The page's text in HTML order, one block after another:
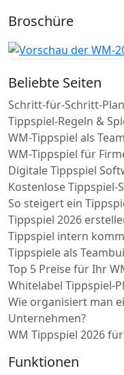
Broschüre
Beliebte Seiten
Schritt-für-Schritt-
Tippspiel-Regeln &
WM-Tippspiel als
WM-Tippspiel für
Digitale Tippspiel
Kostenlose
So steigert ein
Tippspiel 2026
Tippspiel intern
Tippspiele als
Top 5 Preise für Ihr
Whitelabel Tippspiel-
Wie organisiert man
Unternehmen?
WM Tippspiel 2026
Funktionen